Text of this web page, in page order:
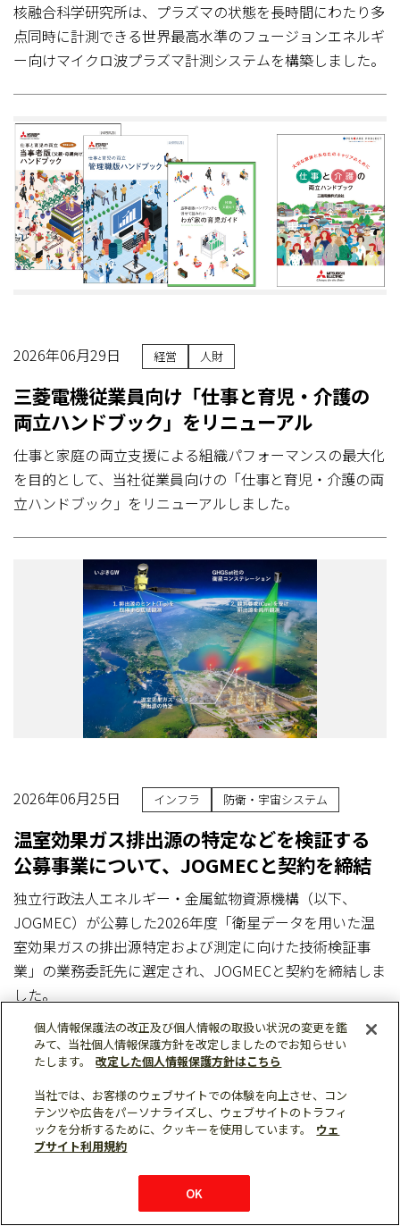
核融合科学研究所は、プラズマの状態を長時間にわたり多
点同時に計測できる世界最高水準のフュージョンエネルギ
ー向けマイクロ波プラズマ計測システムを構築しました。
2026年06月29日 経営 人財
三菱電機従業員向け「仕事と育児・介護の
両立ハンドブック」をリニューアル
仕事と家庭の両立支援による組織パフォーマンスの最大化
を目的として、当社従業員向けの「仕事と育児・介護の両
立ハンドブック」をリニューアルしました。
2026年06月25日 インフラ 防衛・宇宙システム
温室効果ガス排出源の特定などを検証する
公募事業について、JOGMECと契約を締結
独立行政法人エネルギー・金属鉱物資源機構（以下、
JOGMEC）が公募した2026年度「衛星データを用いた温
室効果ガスの排出源特定および測定に向けた技術検証事
業」の業務委託先に選定され、JOGMECと契約を締結しま
した。
Follow us
個人情報保護法の改正及び個人情報の取扱い状況の変更を鑑
みて、当社個人情報保護方針を改定しましたのでお知らせい
たします。
改定した個人情報保護方針はこちら
当社では、お客様のウェブサイトでの体験を向上させ、コン
テンツや広告をパーソナライズし、ウェブサイトのトラフィ
ックを分析するために、クッキーを使用しています。
ウェ
ブサイト利用規約
OK